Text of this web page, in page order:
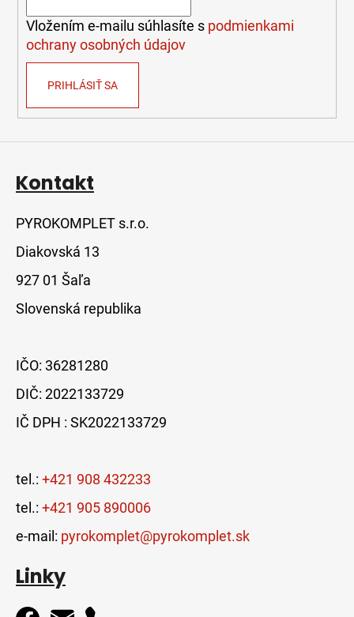
Vložením e-mailu súhlasíte s podmienkami
ochrany osobných údajov
PRIHLÁSIŤ SA
Kontakt
PYROKOMPLET s.r.o.
Diakovská 13
927 01 Šaľa
Slovenská republika
IČO: 36281280
DIČ: 2022133729
IČ DPH : SK2022133729
tel.: +421 908 432233
tel.: +421 905 890006
e-mail: pyrokomplet@pyrokomplet.sk
Linky